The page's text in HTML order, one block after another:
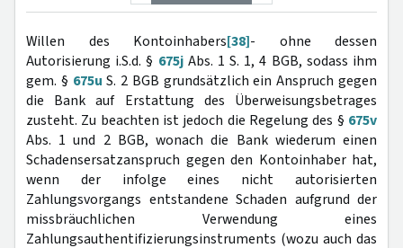
Willen des Kontoinhabers[38]- ohne dessen
Autorisierung i.S.d. § 675jAbs. 1 S. 1, 4 BGB, sodass ihm
gem. § 675u S. 2 BGB grundsätzlich ein Anspruch gegen
die Bank auf Erstattung des Überweisungsbetrages
zusteht. Zu beachten ist jedoch die Regelung des § 675v
Abs. 1 und 2 BGB, wonach die Bank wiederum einen
Schadensersatzanspruch gegen den Kontoinhaber hat,
wenn der infolge eines nicht autorisierten
Zahlungsvorgangs entstandene Schaden aufgrund der
missbräuchlichen Verwendung eines
Zahlungsauthentifizierungsinstruments (wozu auch das